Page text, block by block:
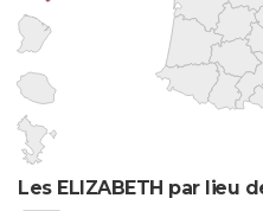
Les ELIZABETH par lieu